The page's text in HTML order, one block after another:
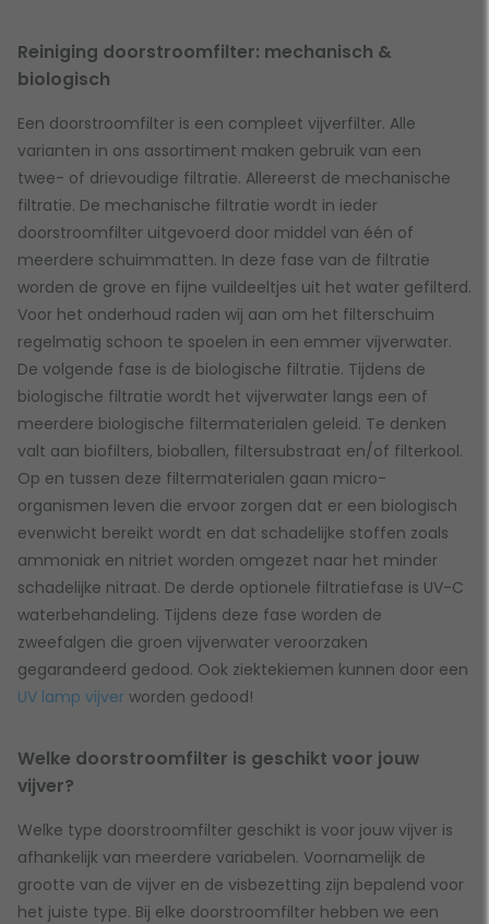
Reiniging doorstroomfilter: mechanisch &
biologisch
Een doorstroomfilter is een compleet vijverfilter. Alle
varianten in ons assortiment maken gebruik van een
twee- of drievoudige filtratie. Allereerst de mechanische
filtratie. De mechanische filtratie wordt in ieder
doorstroomfilter uitgevoerd door middel van één of
meerdere schuimmatten. In deze fase van de filtratie
worden de grove en fijne vuildeeltjes uit het water gefilterd.
Voor het onderhoud raden wij aan om het filterschuim
regelmatig schoon te spoelen in een emmer vijverwater.
De volgende fase is de biologische filtratie. Tijdens de
biologische filtratie wordt het vijverwater langs een of
meerdere biologische filtermaterialen geleid. Te denken
valt aan biofilters, bioballen, filtersubstraat en/of filterkool.
Op en tussen deze filtermaterialen gaan micro-
organismen leven die ervoor zorgen dat er een biologisch
evenwicht bereikt wordt en dat schadelijke stoffen zoals
ammoniak en nitriet worden omgezet naar het minder
schadelijke nitraat. De derde optionele filtratiefase is UV-C
waterbehandeling. Tijdens deze fase worden de
zweefalgen die groen vijverwater veroorzaken
gegarandeerd gedood. Ook ziektekiemen kunnen door een
UV lamp vijver worden gedood!
Welke doorstroomfilter is geschikt voor jouw
vijver?
Welke type doorstroomfilter geschikt is voor jouw vijver is
afhankelijk van meerdere variabelen. Voornamelijk de
grootte van de vijver en de visbezetting zijn bepalend voor
het juiste type. Bij elke doorstroomfilter hebben we een